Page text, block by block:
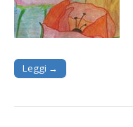
Leggi →